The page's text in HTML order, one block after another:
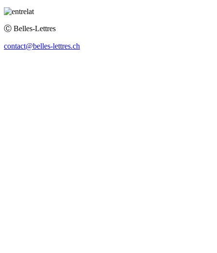
Ⓒ Belles-Lettres
contact@belles-lettres.ch